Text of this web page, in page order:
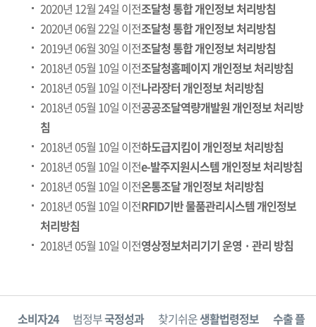
2020년 12월 24일 이전조달청 통합 개인정보 처리방침
2020년 06월 22일 이전조달청 통합 개인정보 처리방침
2019년 06월 30일 이전조달청 통합 개인정보 처리방침
2018년 05월 10일 이전조달청홈페이지 개인정보 처리방침
2018년 05월 10일 이전나라장터 개인정보 처리방침
2018년 05월 10일 이전공공조달역량개발원 개인정보 처리방
침
2018년 05월 10일 이전하도급지킴이 개인정보 처리방침
2018년 05월 10일 이전e-발주지원시스템 개인정보 처리방침
2018년 05월 10일 이전온통조달 개인정보 처리방침
2018년 05월 10일 이전RFID기반 물품관리시스템 개인정보
처리방침
2018년 05월 10일 이전영상정보처리기기 운영 · 관리 방침
소비자24 범정부국정성과 찾기쉬운생활법령정보 수출 플